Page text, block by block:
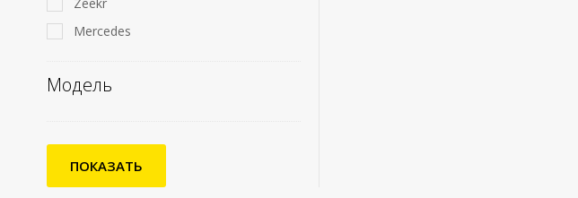
Mercedes
Модель
ПОКАЗАТЬ